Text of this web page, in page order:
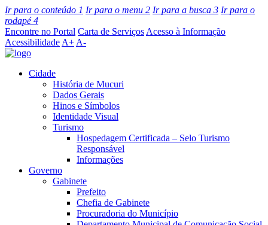
Ir para o conteúdo 1 Ir para o menu 2 Ir para a busca 3 Ir para o
rodapé4
Encontre no Portal Carta de Serviços Acesso à Informação
Acessibilidade A+ A-
Cidade
História de Mucuri
Dados Gerais
Hinos e Símbolos
Identidade Visual
Turismo
Hospedagem Certificada – Selo Turismo
Responsável
Informações
Governo
Gabinete
Prefeito
Chefia de Gabinete
Procuradoria do Município